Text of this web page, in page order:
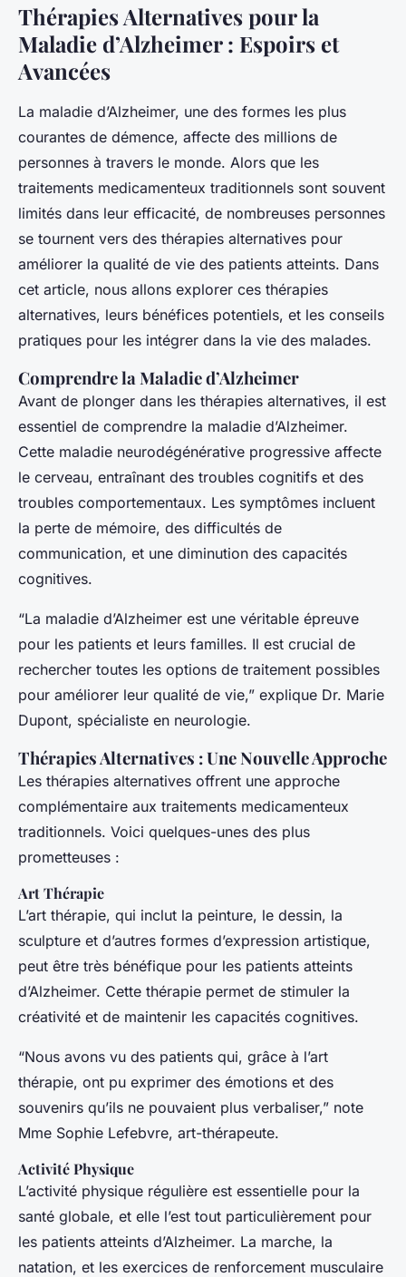
Thérapies Alternatives pour la
Maladie d’Alzheimer : Espoirs et
Avancées
La maladie d’Alzheimer, une des formes les plus
courantes de démence, affecte des millions de
personnes à travers le monde. Alors que les
traitements medicamenteux traditionnels sont souvent
limités dans leur efficacité, de nombreuses personnes
se tournent vers des thérapies alternatives pour
améliorer la qualité de vie des patients atteints. Dans
cet article, nous allons explorer ces thérapies
alternatives, leurs bénéfices potentiels, et les conseils
pratiques pour les intégrer dans la vie des malades.
Comprendre la Maladie d’Alzheimer
Avant de plonger dans les thérapies alternatives, il est
essentiel de comprendre la maladie d’Alzheimer.
Cette maladie neurodégénérative progressive affecte
le cerveau, entraînant des troubles cognitifs et des
troubles comportementaux. Les symptômes incluent
la perte de mémoire, des difficultés de
communication, et une diminution des capacités
cognitives.
“La maladie d’Alzheimer est une véritable épreuve
pour les patients et leurs familles. Il est crucial de
rechercher toutes les options de traitement possibles
pour améliorer leur qualité de vie,” explique Dr. Marie
Dupont, spécialiste en neurologie.
Thérapies Alternatives : Une Nouvelle Approche
Les thérapies alternatives offrent une approche
complémentaire aux traitements medicamenteux
traditionnels. Voici quelques-unes des plus
prometteuses :
Art Thérapie
L’art thérapie, qui inclut la peinture, le dessin, la
sculpture et d’autres formes d’expression artistique,
peut être très bénéfique pour les patients atteints
d’Alzheimer. Cette thérapie permet de stimuler la
créativité et de maintenir les capacités cognitives.
“Nous avons vu des patients qui, grâce à l’art
thérapie, ont pu exprimer des émotions et des
souvenirs qu’ils ne pouvaient plus verbaliser,” note
Mme Sophie Lefebvre, art-thérapeute.
Activité Physique
L’activité physique régulière est essentielle pour la
santé globale, et elle l’est tout particulièrement pour
les patients atteints d’Alzheimer. La marche, la
natation, et les exercices de renforcement musculaire